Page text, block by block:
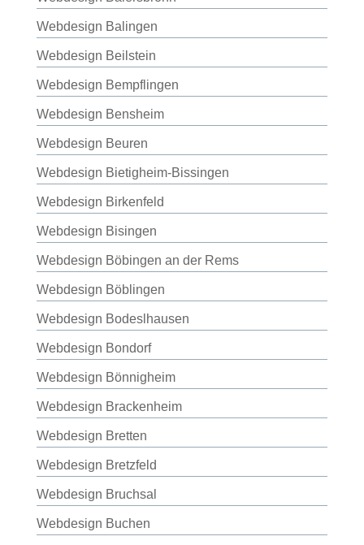
Webdesign Balingen
Webdesign Beilstein
Webdesign Bempflingen
Webdesign Bensheim
Webdesign Beuren
Webdesign Bietigheim-Bissingen
Webdesign Birkenfeld
Webdesign Bisingen
Webdesign Böbingen an der Rems
Webdesign Böblingen
Webdesign Bodeslhausen
Webdesign Bondorf
Webdesign Bönnigheim
Webdesign Brackenheim
Webdesign Bretten
Webdesign Bretzfeld
Webdesign Bruchsal
Webdesign Buchen